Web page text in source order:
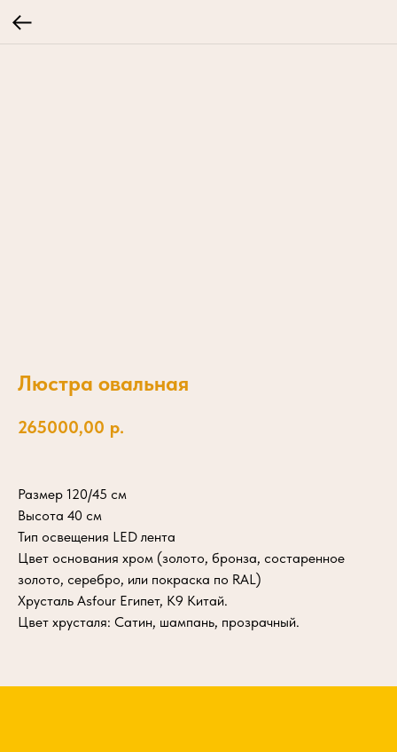
Люстра овальная
265000,00 р.
Размер 120/45 см
Высота 40 см
Тип освещения LED лента
Цвет основания хром (золото, бронза, состаренное
золото, серебро, или покраска по RAL)
Хрусталь Asfour Египет, К9 Китай.
Цвет хрусталя: Сатин, шампань, прозрачный.